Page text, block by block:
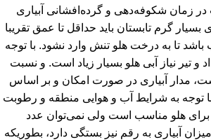
زمان شکوفه‌دهی و گرده‌افشانی آبیاری
گرم تابستان باید حداقل تا عمق تقریبا
تا به درخت هلو تنش وارد نشود. با توجه
و تیر نیاز آبی هلو بسیار زیاد است. و نسبت
مدار آبیاری در صورت امکان و بر اساس
توجه به شرایط آب و هوایی منطقه و رطوبت
هلو مناسب است ولی نمی‌توان عدد
آبیاری به رقم نیز بستگی دارد، بطوریکه